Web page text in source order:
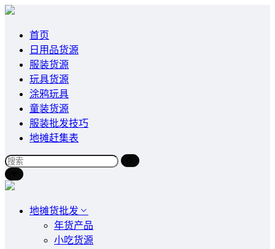
首页
日用品货源
服装货源
玩具货源
涂鸦玩具
童装货源
服装批发技巧
地摊赶集表
地摊货批发
年货产品
小吃货源